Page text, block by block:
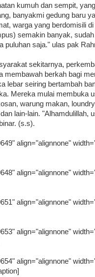
kumuh dan sempit,
banyakmi gedung baru
warga yang berdomisili
semakin banyak,
puluhan saja." ulas pak
sekitarnya,
membawah berkah bagi
lebar seiring bertambah
Mereka mulai membuka
warung makan,
lain-lain. "Alhamdulillah,
(s.s).
align="alignnone"
align="alignnone"
align="alignnone"
align="alignnone"
align="alignnone"